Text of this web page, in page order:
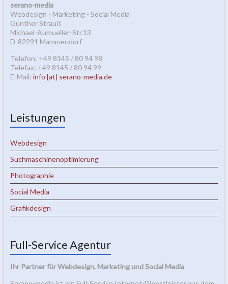
serano-media
Webdesign - Marketing - Social Media
Günther Strauß
Michael-Aumueller-Str.13
D-82291 Mammendorf
Telefon: +49 8145 / 80 94 98
Telefax: +49 8145 / 80 94 99
E-Mail: info [at] serano-media.de
Leistungen
Webdesign
Suchmaschinenoptimierung
Photographie
Social Media
Grafikdesign
Full-Service Agentur
Ihr Partner für Webdesign, Marketing und Social Media